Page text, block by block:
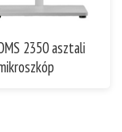
2350 asztali